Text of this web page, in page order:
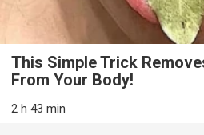
This Simple Trick
From Your Body!
2 h 43 min